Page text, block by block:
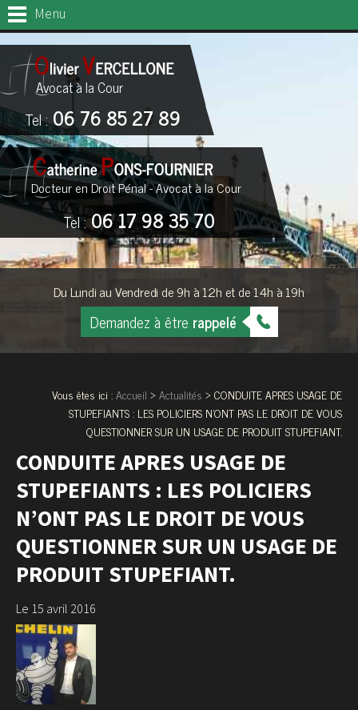
Menu
Avocat à la Cour
Tel :06 76 85 27 89
Docteur en Droit Pénal - Avocat à la Cour
Tel :06 17 98 35 70
Du Lundi au Vendredi de 9h à 12h et de 14h à 19h
Demandez à être rappelé
Vous êtes ici :Accueil >Actualités > CONDUITE APRES USAGE DE
STUPEFIANTS : LES POLICIERS N’ONT PAS LE DROIT DE VOUS
QUESTIONNER SUR UN USAGE DE PRODUIT STUPEFIANT.
CONDUITE APRES USAGE DE
STUPEFIANTS : LES POLICIERS
N’ONT PAS LE DROIT DE VOUS
QUESTIONNER SUR UN USAGE DE
PRODUIT STUPEFIANT.
Le 15 avril 2016